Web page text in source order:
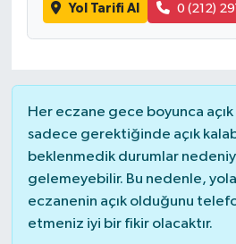
Yol Tarifi Al 0 (212)
Her eczane gece boyunca açık
sadece gerektiğinde açık
beklenmedik durumlar
gelemeyebilir. Bu nedenle,
eczanenin açık olduğunu
etmeniz iyi bir fikir olacaktır.